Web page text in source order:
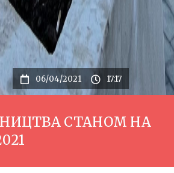
06/04/2021 17:17
СТАНОМ НА